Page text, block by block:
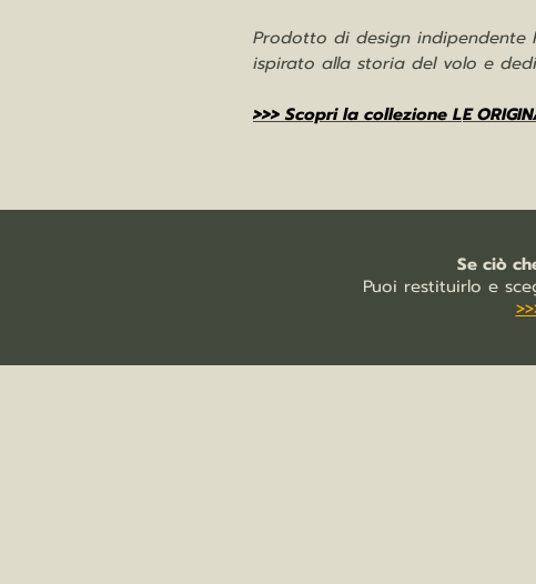
Prodotto di design indipendente
ispirato alla storia del volo e
>>> Scopri la collezione LE
Se ciò
Puoi restituirlo e